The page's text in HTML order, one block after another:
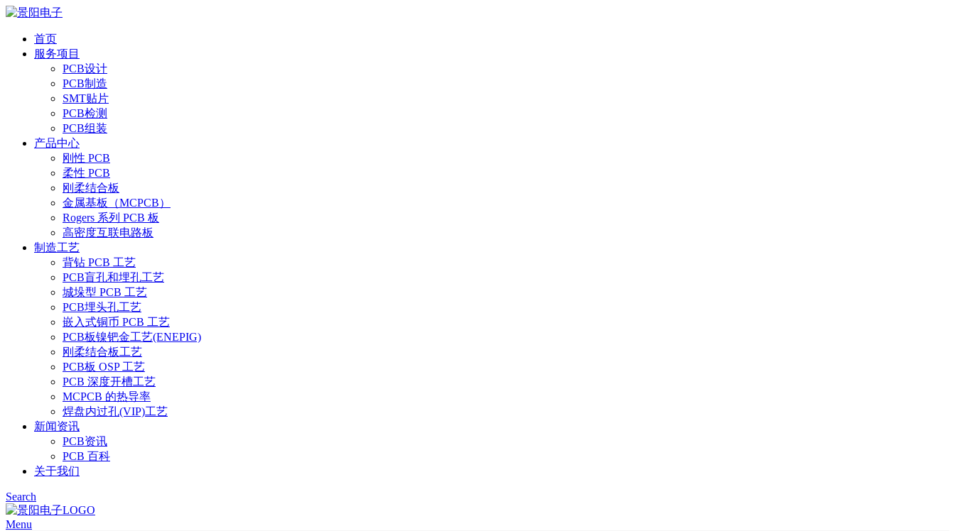
首页
服务项目
PCB设计
PCB制造
SMT贴片
PCB检测
PCB组装
产品中心
刚性 PCB
柔性 PCB
刚柔结合板
金属基板（MCPCB）
Rogers 系列 PCB 板
高密度互联电路板
制造工艺
背钻 PCB 工艺
PCB盲孔和埋孔工艺
城垛型 PCB 工艺
PCB埋头孔工艺
嵌入式铜币 PCB 工艺
PCB板镍钯金工艺(ENEPIG)
刚柔结合板工艺
PCB板 OSP 工艺
PCB 深度开槽工艺
MCPCB 的热导率
焊盘内过孔(VIP)工艺
新闻资讯
PCB资讯
PCB 百科
关于我们
Search
Menu